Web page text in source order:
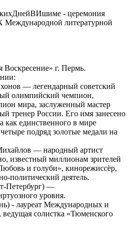
- церемония
Международной литературной
Воскресение» г. Пермь.
— легендарный советский
олимпийский чемпион,
мира, заслуженный мастер
тренер России. Его имя занесено
как единственного в мире
подряд золотые медали на
— народный артист
известный миллионам зрителей
и голуби», кинорежиссёр,
политический деятель.
Петербург) —
уровня.
- лауреат Международных и
солистка «Тюменского